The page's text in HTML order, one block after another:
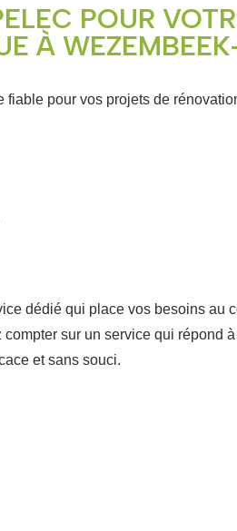
POUR
À
fiable pour vos projets de
dédié qui place vos besoins au
compter sur un service qui répond
et sans souci.